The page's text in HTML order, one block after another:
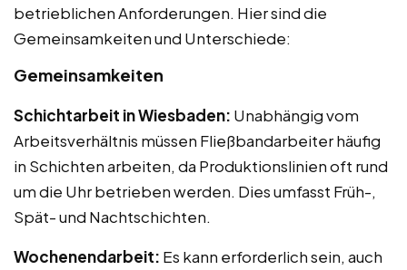
betrieblichen Anforderungen. Hier sind die
Gemeinsamkeiten und Unterschiede:
Gemeinsamkeiten
Schichtarbeit in Wiesbaden: Unabhängig vom
Arbeitsverhältnis müssen Fließbandarbeiter häufig
in Schichten arbeiten, da Produktionslinien oft rund
um die Uhr betrieben werden. Dies umfasst Früh-,
Spät- und Nachtschichten.
Wochenendarbeit: Es kann erforderlich sein, auch